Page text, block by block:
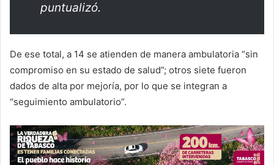
puntualizó.
De ese total, a 14 se atienden de manera ambulatoria “sin
compromiso en su estado de salud”; otros siete fueron
dados de alta por mejoría, por lo que se integran a
“seguimiento ambulatorio”.